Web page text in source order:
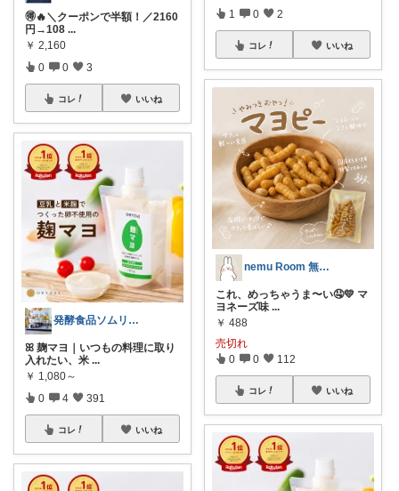
🉐🔥＼クーポンで半額！／2160
円→108 ...
￥ 2,160
0 0 3
コレ いいね
発酵食品ソムリエmana
ꕤ 麹マヨ｜いつもの料理に取り
入れたい、米 ...
￥ 1,080～
0 4 391
コレ いいね
1 0 2
コレ いいね
nemu Room 無添加
これ、めっちゃうま〜い🤤💛 マ
ヨネーズ味 ...
￥ 488
売切れ
0 0 112
コレ いいね